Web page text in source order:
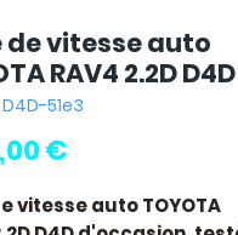
de vitesse auto
RAV4 2.2D D4D
51e3
€
vitesse auto TOYOTA